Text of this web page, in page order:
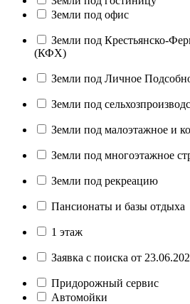
Земли под офис
Земли под Крестьянско-
(КФХ)
Земли под Личное
Земли под
Земли под малоэтажное и
Земли под многоэтажное
Земли под рекреацию
Пансионаты и базы отдыха
1 этаж
Заявка с поиска от
Придорожный сервис
Автомойки